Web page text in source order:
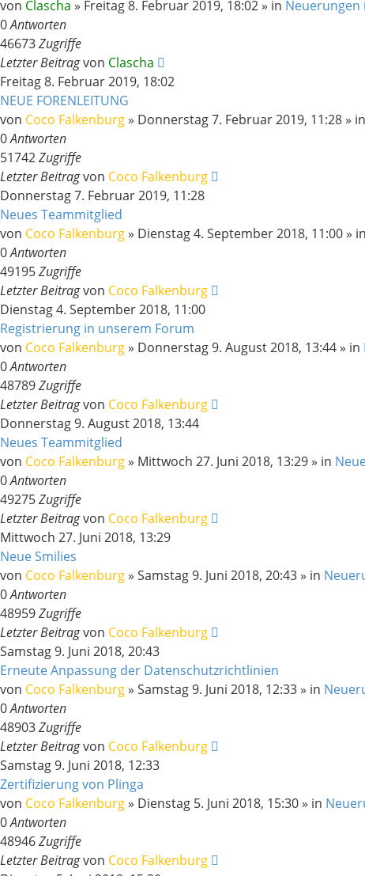
von Clascha » Freitag 8. Februar 2019, 18:02» in Neuerungen
0Antworten
46673Zugriffe
Letzter Beitragvon Clascha
Freitag 8. Februar 2019, 18:02
NEUE FORENLEITUNG
von Coco Falkenburg» Donnerstag 7. Februar 2019, 11:28» in
0Antworten
51742Zugriffe
Letzter Beitragvon Coco Falkenburg
Donnerstag 7. Februar 2019, 11:28
Neues Teammitglied
von Coco Falkenburg» Dienstag 4. September 2018, 11:00» in
0Antworten
49195Zugriffe
Letzter Beitragvon Coco Falkenburg
Dienstag 4. September 2018, 11:00
Registrierung in unserem Forum
von Coco Falkenburg» Donnerstag 9. August 2018, 13:44» in
0Antworten
48789Zugriffe
Letzter Beitragvon Coco Falkenburg
Donnerstag 9. August 2018, 13:44
Neues Teammitglied
von Coco Falkenburg» Mittwoch 27. Juni 2018, 13:29» in
0Antworten
49275Zugriffe
Letzter Beitragvon Coco Falkenburg
Mittwoch 27. Juni 2018, 13:29
Neue Smilies
von Coco Falkenburg» Samstag 9. Juni 2018, 20:43» in
0Antworten
48959Zugriffe
Letzter Beitragvon Coco Falkenburg
Samstag 9. Juni 2018, 20:43
Erneute Anpassung der Datenschutzrichtlinien
von Coco Falkenburg» Samstag 9. Juni 2018, 12:33» in
0Antworten
48903Zugriffe
Letzter Beitragvon Coco Falkenburg
Samstag 9. Juni 2018, 12:33
Zertifizierung von Plinga
von Coco Falkenburg» Dienstag 5. Juni 2018, 15:30» in
0Antworten
48946Zugriffe
Letzter Beitragvon Coco Falkenburg